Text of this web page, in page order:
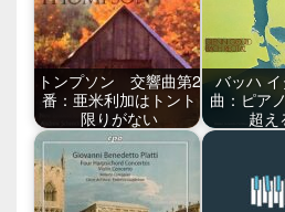
トンプソン 交響曲第2
番：亜米利加はトント
限りがない
バッハ
曲：ピア
超え